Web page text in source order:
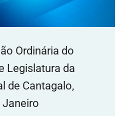
Ordinária do
Legislatura da
de Cantagalo,
Janeiro